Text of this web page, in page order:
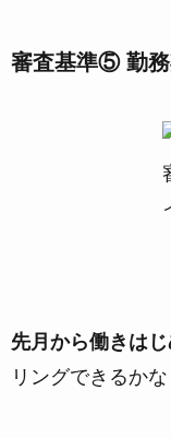
審査基準⑤ 勤務
先月から働きは
リングできるかな